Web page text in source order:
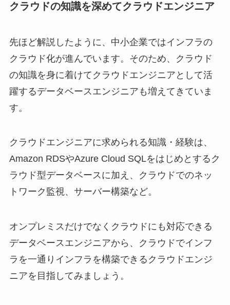
クラウドの知識を深めてクラウドエンジニア
先ほど解説したように、中小企業ではインフラの
クラウド化が進んでいます。そのため、クラウド
の知識を身に着けてクラウドエンジニアとして活
躍するデータベースエンジニアも増えてきていま
す。
クラウドエンジニアに求められる知識・経験は、
Amazon RDSやAzure Cloud SQLをはじめとするク
ラウド型データベースに加え、クラウドでのネッ
トワーク監視、サーバー構築など。
オンプレミスだけでなくクラウドにも対応できる
データベースエンジニアから、クラウドでインフ
ラを一通りインフラを構築できるクラウドエンジ
ニアを目指してみましょう。